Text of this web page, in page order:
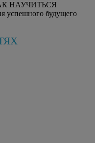
НАУЧИТЬСЯ
успешного будущего